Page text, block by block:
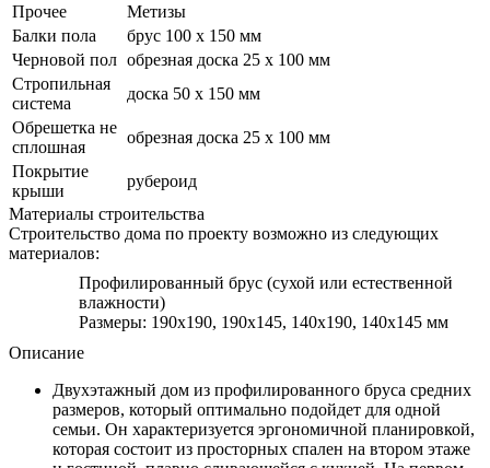
Прочее
Метизы
Балки пола
брус 100 х 150 мм
Черновой пол обрезная доска 25 х 100 мм
Стропильная
система
доска 50 х 150 мм
Обрешетка не
сплошная
обрезная доска 25 х 100 мм
Покрытие
крыши
рубероид
Материалы строительства
Строительство дома по проекту возможно из следующих
материалов:
Профилированный брус (сухой или естественной
влажности)
Размеры: 190х190, 190х145, 140х190, 140х145 мм
Описание
Двухэтажный дом из профилированного бруса средних
размеров, который оптимально подойдет для одной
семьи. Он характеризуется эргономичной планировкой,
которая состоит из просторных спален на втором этаже